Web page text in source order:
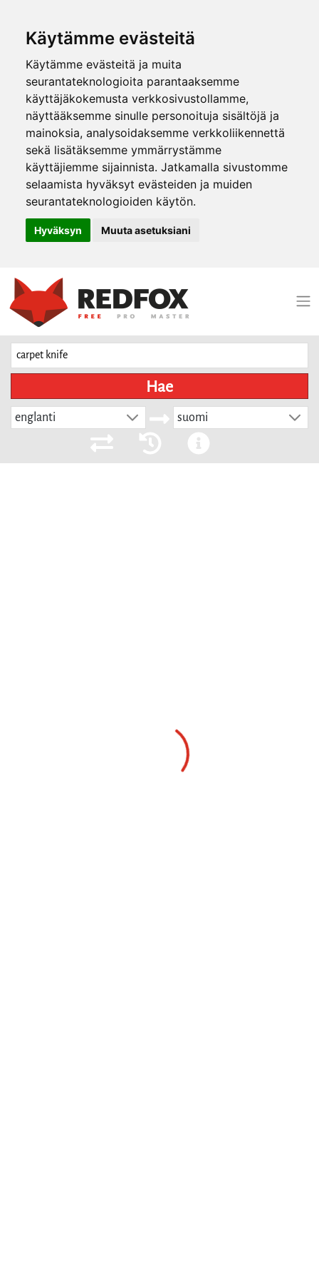
Käytämme evästeitä
Käytämme evästeitä ja muita
seurantateknologioita parantaaksemme
käyttäjäkokemusta verkkosivustollamme,
näyttääksemme sinulle personoituja sisältöjä ja
mainoksia, analysoidaksemme verkkoliikennettä
sekä lisätäksemme ymmärrystämme
käyttäjiemme sijainnista. Jatkamalla sivustomme
selaamista hyväksyt evästeiden ja muiden
seurantateknologioiden käytön.
Hyväksyn Muuta asetuksiani
Hae
englanti suomi